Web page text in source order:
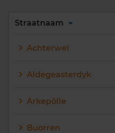
Alles
Q
R S
Straatnaam
Achterwei
Aldegeasterdyk
Arkepôlle
Buorren